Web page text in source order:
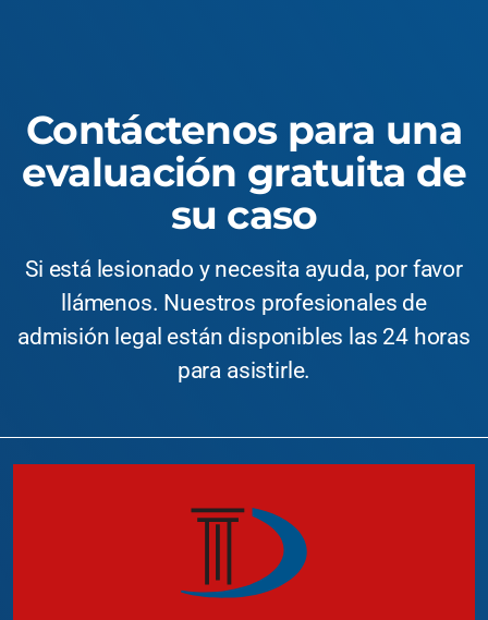
Contáctenos para una
evaluación gratuita de
su caso
Si está lesionado y necesita ayuda, por favor
llámenos. Nuestros profesionales de
admisión legal están disponibles las 24 horas
para asistirle.